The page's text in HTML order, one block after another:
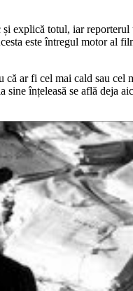
explică totul, iar reporterul
este întregul motor al
ar fi cel mai cald sau
înțeleasă se află deja